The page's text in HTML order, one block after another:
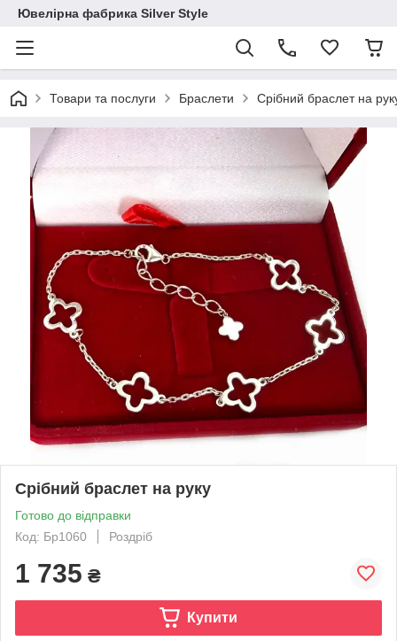
Ювелірна фабрика Silver Style
Товари та послуги Браслети Срібний браслет на
Срібний браслет на руку
Готово до відправки
Код: Бр1060
Роздріб
1 735 ₴
Купити